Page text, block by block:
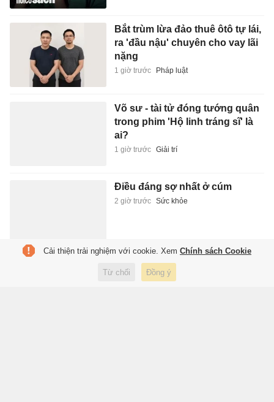
Bắt trùm lừa đảo thuê ôtô tự lái,
ra 'đầu nậu' chuyên cho vay lãi
nặng
1 giờ trước Pháp luật
Võ sư - tài tử đóng tướng quân
trong phim 'Hộ linh tráng sĩ' là
ai?
1 giờ trước Giải trí
Điều đáng sợ nhất ở cúm
2 giờ trước Sức khỏe
Doanh số xe điện Tesla sản
xuất tại Trung Quốc tăng 38%
Cải thiện trải nghiệm với cookie. Xem Chính sách Cookie
Từ chối Đồng ý